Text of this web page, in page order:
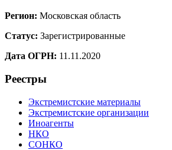
Регион: Московская область
Статус: Зарегистрированные
Дата ОГРН: 11.11.2020
Реестры
Экстремистские материалы
Экстремистские организации
Иноагенты
НКО
СОНКО